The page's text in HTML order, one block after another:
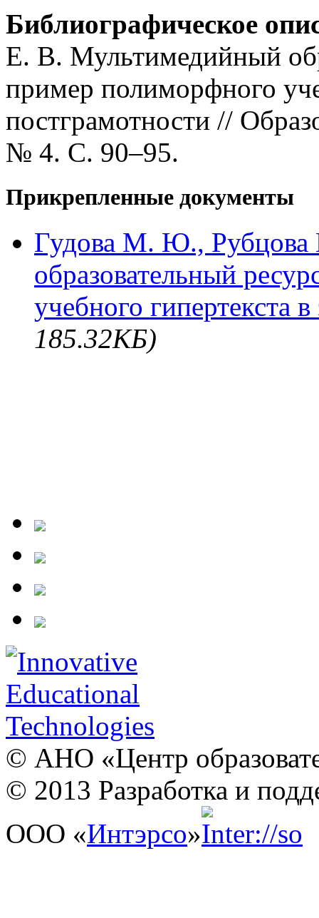
Библиографическое
Е. В. Мультимедийный
пример полиморфного
постграмотности //
№ 4. С. 90–95.
Прикрепленные документы
Гудова М. Ю.,
образовательный
учебного гипертекста
185.32КБ)
© АНО «Центр
© 2013 Разработка и
ООО «Интэрсо»